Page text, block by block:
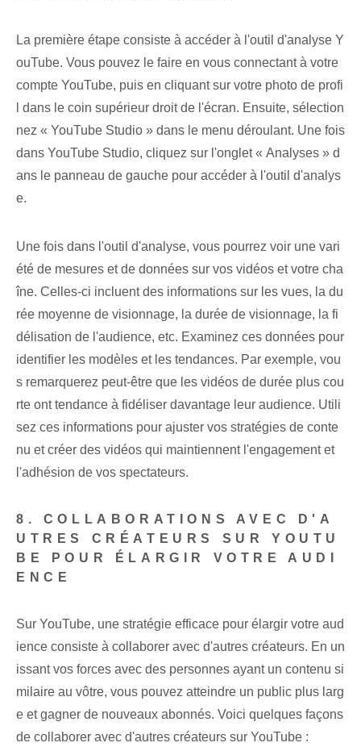
La première étape consiste à accéder à l'outil d'analyse Y
ouTube. Vous pouvez le faire en vous connectant à votre
compte YouTube, puis en cliquant sur votre photo de profi
l dans le coin supérieur droit de l'écran. Ensuite, sélection
nez « YouTube Studio » dans le menu déroulant. Une fois
dans YouTube Studio, cliquez sur l'onglet « Analyses » d
ans le panneau de gauche pour accéder à l'outil d'analys
e.
Une fois dans l'outil d'analyse, vous pourrez voir une vari
été de mesures et de données sur vos vidéos et votre cha
îne. Celles-ci incluent des informations sur les vues, la du
rée moyenne de visionnage, la durée de visionnage, la fi
délisation de l'audience, etc. Examinez ces données pour
identifier les modèles et les tendances. Par exemple, vou
s remarquerez peut-être que les vidéos de durée plus cou
rte ont tendance à fidéliser davantage leur audience. Utili
sez ces informations pour ajuster vos stratégies de conte
nu et créer des vidéos qui maintiennent l'engagement et
l'adhésion de vos spectateurs.
8. COLLABORATIONS AVEC D'A
UTRES CRÉATEURS SUR YOUTU
BE POUR ÉLARGIR VOTRE AUDI
ENCE
Sur YouTube, une stratégie efficace pour élargir votre aud
ience consiste à collaborer avec d'autres créateurs. En un
issant vos forces avec des personnes ayant un contenu si
milaire au vôtre, vous pouvez atteindre un public plus larg
e et gagner de nouveaux abonnés. Voici quelques façons
de collaborer avec d'autres créateurs sur YouTube :